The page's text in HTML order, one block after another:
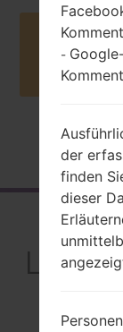
Buy
Startseite →
-
der
finden
dieser